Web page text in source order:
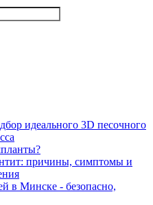
идеального 3D песочного
причины, симптомы и
в Минске - безопасно,